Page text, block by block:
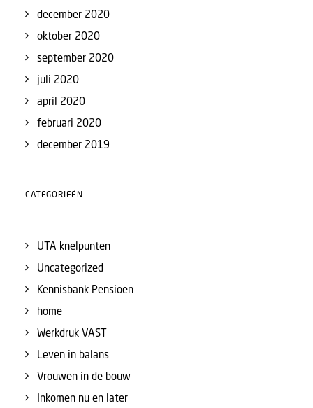
december 2020
oktober 2020
september 2020
juli 2020
april 2020
februari 2020
december 2019
CATEGORIEËN
UTA knelpunten
Uncategorized
Kennisbank Pensioen
home
Werkdruk VAST
Leven in balans
Vrouwen in de bouw
Inkomen nu en later